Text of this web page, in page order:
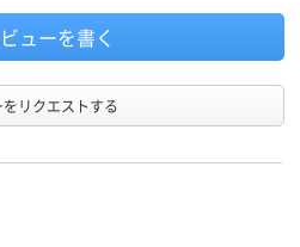
ューを書く
をリクエストする